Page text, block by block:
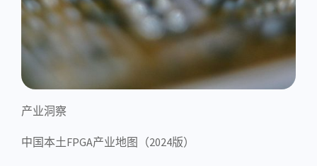
产业洞察
中国本土FPGA产业地图（2024版）